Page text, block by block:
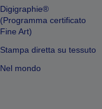
Digigraphie®
(Programma certificato
Fine Art)
Stampa diretta su tessuto
Nel mondo